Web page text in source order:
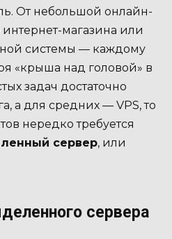
От небольшой онлайн-
магазина или
системы — каждому
«крыша над головой» в
задач достаточно
а для средних — VPS, то
нередко требуется
сервер, или
сервера